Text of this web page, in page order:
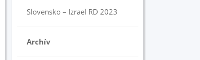
Slovensko – Izrael RD 2023
Archív